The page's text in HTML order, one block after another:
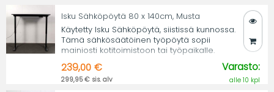
Isku Sähköpöytä 80 x 140cm, Musta
Käytetty Isku Sähköpöytä, siistissä kunnossa.
Tämä sähkösäätöinen työpöytä sopii
mainiosti kotitoimistoon tai työpaikalle.
239,00 €
299,95 € sis. alv
Varasto:
alle 10 kpl